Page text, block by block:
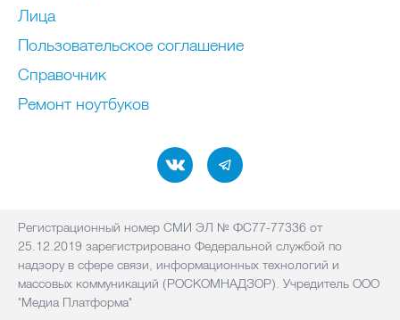
Лица
Пользовательское соглашение
Справочник
Ремонт нoутбуков
Регистрационный номер СМИ ЭЛ № ФС77-77336 от
25.12.2019 зарегистрировано Федеральной службой по
надзору в сфере связи, информационных технологий и
массовых коммуникаций (РОСКОМНАДЗОР). Учредитель ООО
"Медиа Платформа"